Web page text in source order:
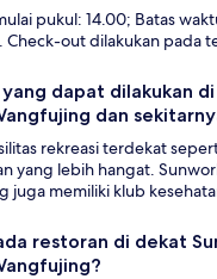
pukul: 14.00; Batas
Check-out dilakukan pada
yang dapat dilakukan
dan
rekreasi terdekat
yang lebih hangat.
juga memiliki klub
restoran di dekat